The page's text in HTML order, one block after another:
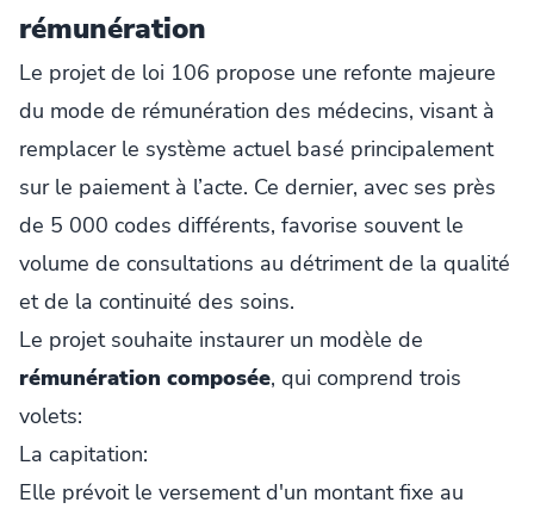
rémunération
Le projet de loi 106 propose une refonte majeure
du mode de rémunération des médecins, visant à
remplacer le système actuel basé principalement
sur le paiement à l’acte. Ce dernier, avec ses près
de 5 000 codes différents, favorise souvent le
volume de consultations au détriment de la qualité
et de la continuité des soins.
Le projet souhaite instaurer un modèle de
rémunération composée, qui comprend trois
volets:
La capitation:
Elle prévoit le versement d'un montant fixe au